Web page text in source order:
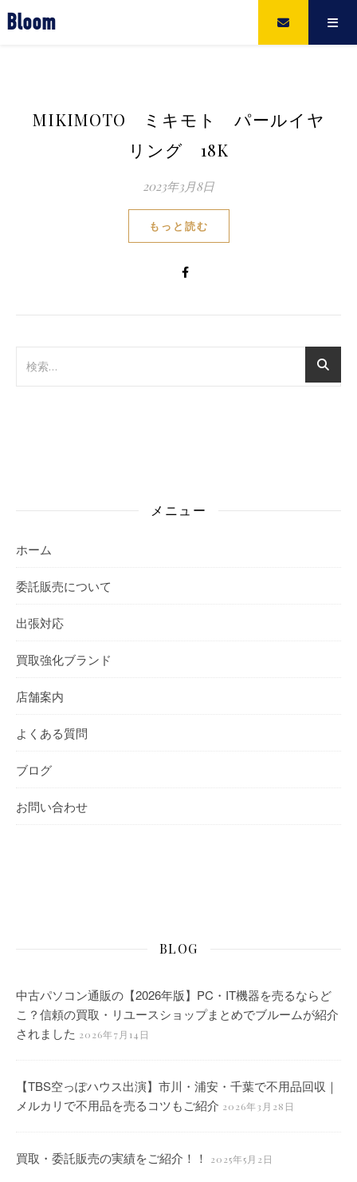
Bloom
MIKIMOTO ミキモト パールイヤ
リング 18K
2023年3月8日
もっと読む
メニュー
ホーム
委託販売について
出張対応
買取強化ブランド
店舗案内
よくある質問
ブログ
お問い合わせ
BLOG
中古パソコン通販の【2026年版】PC・IT機器を売るならど
こ？信頼の買取・リユースショップまとめでブルームが紹介
されました 2026年7月14日
【TBS空っぽハウス出演】市川・浦安・千葉で不用品回収｜
メルカリで不用品を売るコツもご紹介 2026年3月28日
買取・委託販売の実績をご紹介！！ 2025年5月2日